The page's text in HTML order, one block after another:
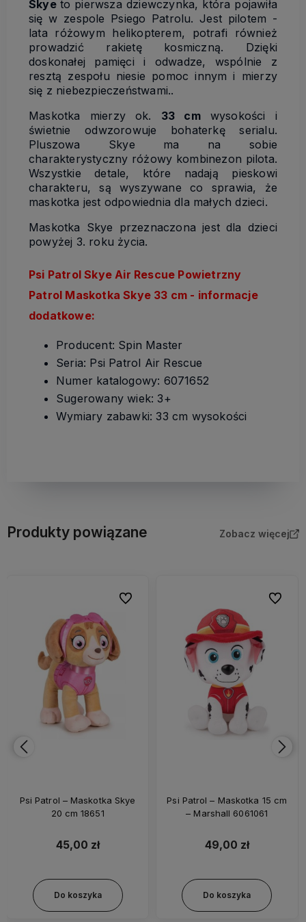
Skye to pierwsza dziewczynka, która pojawiła
się w zespole Psiego Patrolu. Jest pilotem -
lata różowym helikopterem, potrafi również
prowadzić rakietę kosmiczną. Dzięki
doskonałej pamięci i odwadze, wspólnie z
resztą zespołu niesie pomoc innym i mierzy
się z niebezpieczeństwami..
Maskotka mierzy ok. 33 cmwysokości i
świetnie odwzorowuje bohaterkę serialu.
Pluszowa Skye ma na sobie
charakterystyczny różowy kombinezon pilota.
Wszystkie detale, które nadają pieskowi
charakteru, są wyszywane co sprawia, że
maskotka jest odpowiednia dla małych dzieci.
Maskotka Skye przeznaczona jest dla dzieci
powyżej 3. roku życia.
Psi Patrol Skye Air Rescue Powietrzny
Patrol Maskotka Skye 33 cm - informacje
dodatkowe:
Producent: Spin Master
Seria: Psi Patrol Air Rescue
Numer katalogowy: 6071652
Sugerowany wiek: 3+
Wymiary zabawki: 33 cm wysokości
Produkty powiązane Zobacz więcej
Psi Patrol – Maskotka Skye
20 cm 18651
45,00 zł
Do koszyka
Do ulubionych
Psi Patrol – Maskotka 15 cm
– Marshall 6061061
49,00 zł
Do koszyka
Do